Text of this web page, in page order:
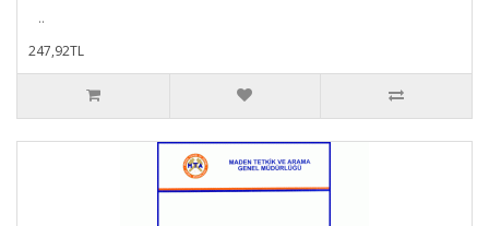
..
247,92TL